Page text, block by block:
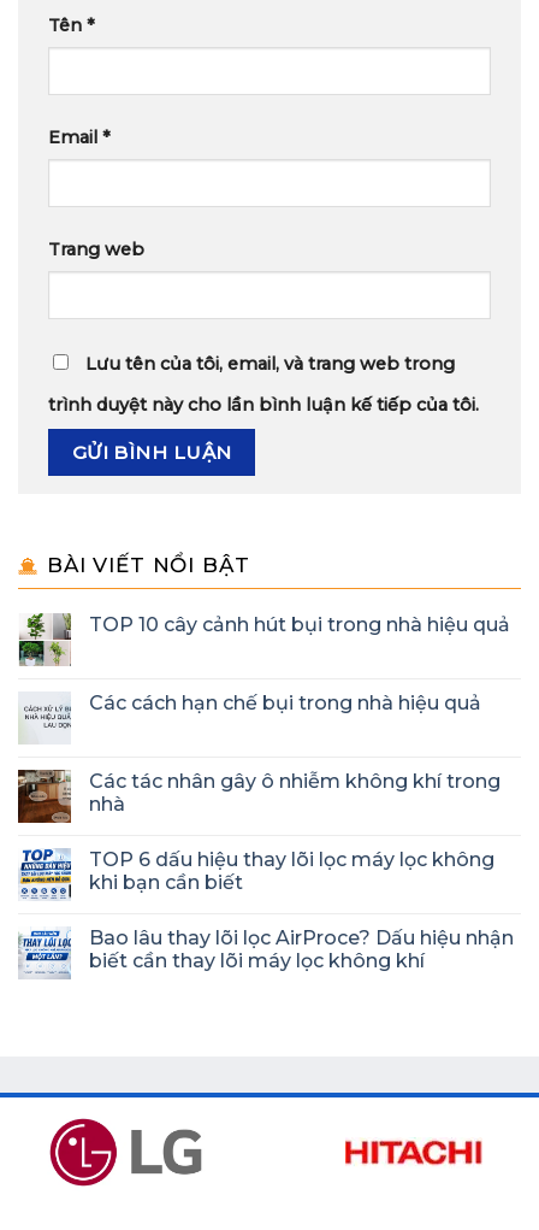
Tên *
Email *
Trang web
Lưu tên của tôi, email, và trang web trong
trình duyệt này cho lần bình luận kế tiếp của tôi.
BÀI VIẾT NỔI BẬT
TOP 10 cây cảnh hút bụi trong nhà hiệu quả
Các cách hạn chế bụi trong nhà hiệu quả
Các tác nhân gây ô nhiễm không khí trong
nhà
TOP 6 dấu hiệu thay lõi lọc máy lọc không
khi bạn cần biết
Bao lâu thay lõi lọc AirProce? Dấu hiệu nhận
biết cần thay lõi máy lọc không khí